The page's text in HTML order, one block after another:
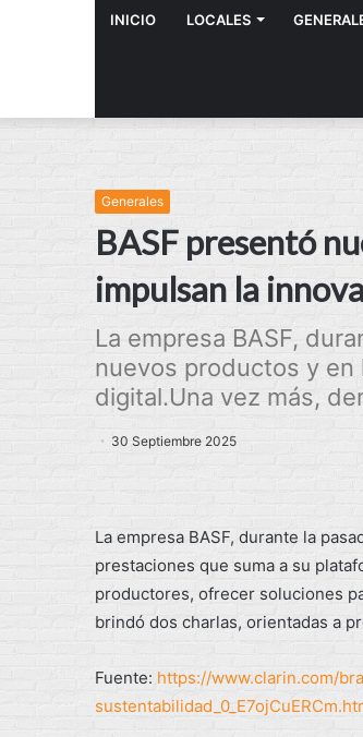
INICIO LOCALES
Generales
BASF presentó
impulsan la
La empresa BASF,
nuevos productos y en
digital.Una vez más,
30 Septiembre 2025
La empresa BASF, durante la
prestaciones que suma a su
productores, ofrecer soluciones
brindó dos charlas, orientadas a
Fuente: https://www.clarin.com/